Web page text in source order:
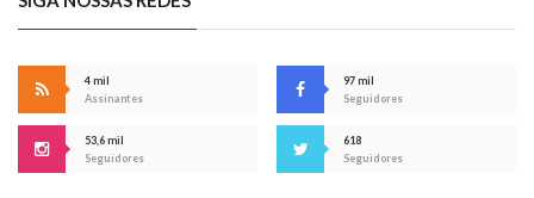
4 mil
Assinantes
97 mil
Seguidores
53,6 mil
Seguidores
618
Seguidores